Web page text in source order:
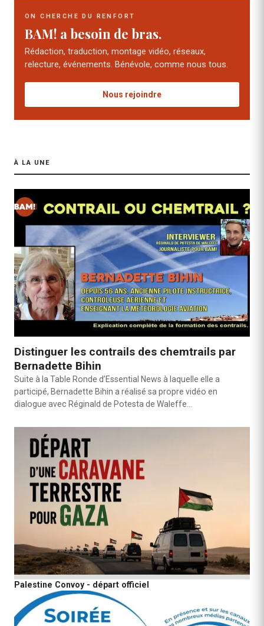
ON CHERCHE DU RENFORT
BAM! a besoin de bras.
Rédaction, traduction, montage vidéo, réseaux,
relecture, événements. Bénévole, comme nous tous.
Nous rejoindre
À LA UNE
Distinguer les contrails des chemtrails par
Bernadette Bihin
Suite à la Table Ronde d’Essential News à laquelle elle a
participé, Bernadette Bihin a réalisé sa propre vidéo en
dialogue avec Réginald de Potesta de Waleffe…
Palestine Convoy - départ officiel